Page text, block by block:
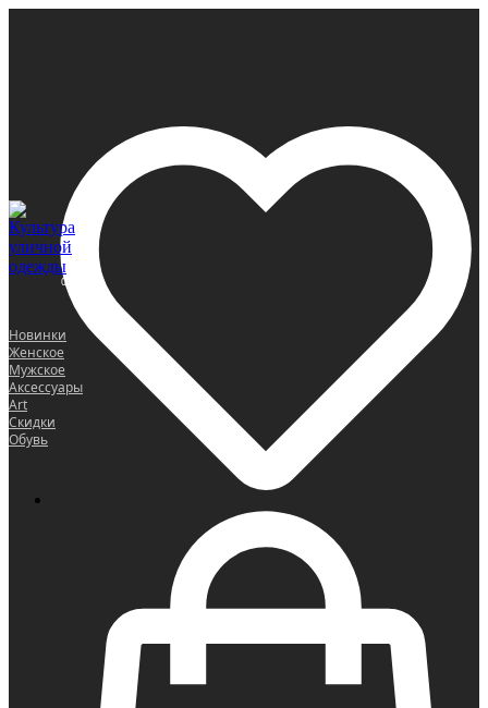
0
Новинки
Женское
Мужское
Аксессуары
Art
Скидки
Обувь